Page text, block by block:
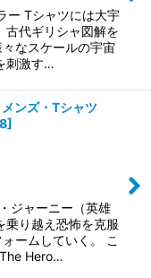
ー Tシャツには大宇
古代ギリシャ図解を
なスケールの宇宙
刺激す…
ンズ・Tシャツ
]
ジャーニー（英雄
乗り越え恐怖を克服
ームしていく。 こ
Hero…